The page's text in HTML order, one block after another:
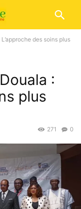
des soins plus
:
plus
0
271